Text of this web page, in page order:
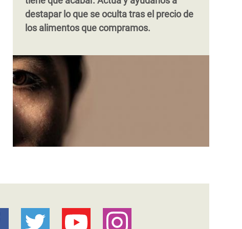
destapar lo que se oculta tras el precio de
los alimentos que compramos.